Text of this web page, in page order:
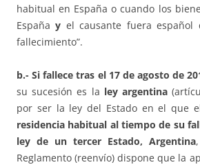
habitual en España o cuando los
Españay el causante fuera español
fallecimiento”.
b.- Si fallece tras el 17 de agosto de
su sucesión es la ley argentina
por ser la ley del Estado en el que
residencia habitual al tiempo de su
ley de un tercer Estado, Argentina
Reglamento (reenvío) dispone que la